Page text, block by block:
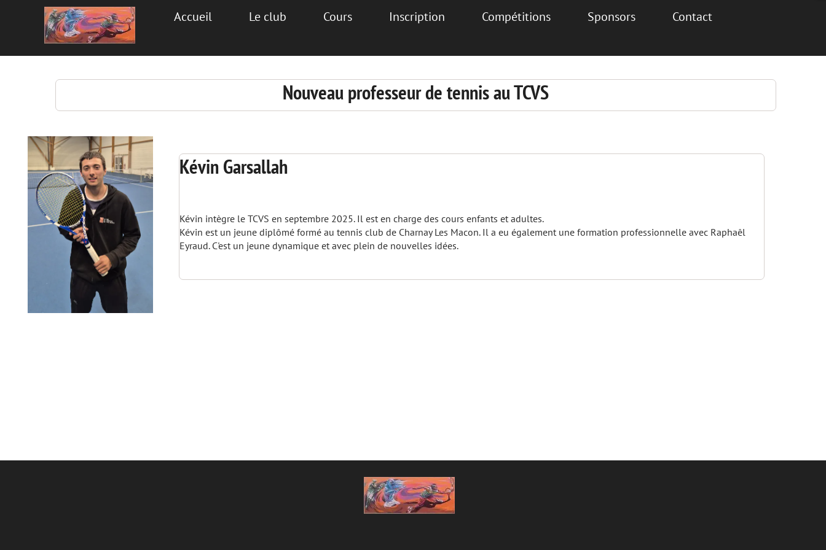
Accueil Le club Cours Inscription Compétitions Sponsors Contact
Nouveau professeur de tennis au TCVS
Kévin Garsallah
Kévin intègre le TCVS en septembre 2025. Il est en charge des cours enfants et adultes.
Kévin est un jeune diplômé formé au tennis club de Charnay Les Macon. Il a eu également une formation professionnelle avec Raphaêl
Eyraud. C'est un jeune dynamique et avec plein de nouvelles idées.